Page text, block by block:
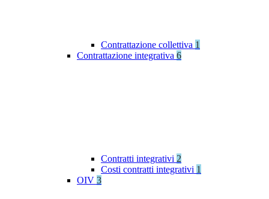
Contrattazione collettiva 1
Contrattazione integrativa 6
Contratti integrativi 2
Costi contratti integrativi 1
OIV 3